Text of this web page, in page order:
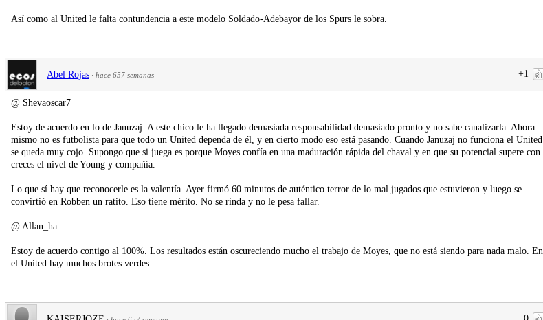
Así como al United le falta contundencia a este modelo Soldado-Adebayor de los Spurs le sobra.
+1
Abel Rojas · hace 657 semanas
@ Shevaoscar7
Estoy de acuerdo en lo de Januzaj. A este chico le ha llegado demasiada responsabilidad demasiado pronto y no sabe canalizarla. Ahora
mismo no es futbolista para que todo un United dependa de él, y en cierto modo eso está pasando. Cuando Januzaj no funciona el United
se queda muy cojo. Supongo que si juega es porque Moyes confía en una maduración rápida del chaval y en que su potencial supere con
creces el nivel de Young y compañía.
Lo que sí hay que reconocerle es la valentía. Ayer firmó 60 minutos de auténtico terror de lo mal jugados que estuvieron y luego se
convirtió en Robben un ratito. Eso tiene mérito. No se rinda y no le pesa fallar.
@ Allan_ha
Estoy de acuerdo contigo al 100%. Los resultados están oscureciendo mucho el trabajo de Moyes, que no está siendo para nada malo. En
el United hay muchos brotes verdes.